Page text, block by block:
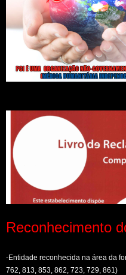
Reconhecimento
-Entidade reconhecida na área da
762, 813, 853, 862, 723, 729, 861)